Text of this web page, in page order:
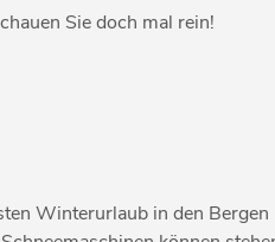
Sie doch mal rein!
Winterurlaub in den